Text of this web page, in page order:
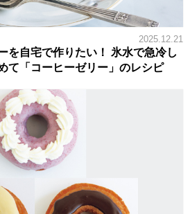
2025.12.21
を自宅で作りたい！ 氷水で急冷し
て「コーヒーゼリー」のレシピ